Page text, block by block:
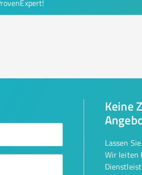
Keine
Lassen
Wir leiten